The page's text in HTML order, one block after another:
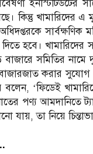
ইনস্টিটিউটের
খামারিদের এ
অধিদপ্তরকে
হবে।
সমিতির
করার সুযোগ
বলেন, ‘ফিডেই
পণ্য আমদানিতে
যায়, তা নিয়ে